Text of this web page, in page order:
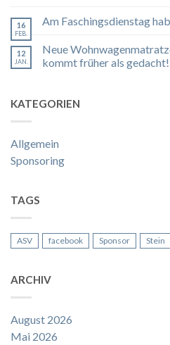
16
FEB.
Am Faschingsdienstag
12
JAN.
Neue
kommt früher als gedacht!
KATEGORIEN
Allgemein
Sponsoring
TAGS
ASV facebook Sponsor Stein
ARCHIV
August 2026
Mai 2026